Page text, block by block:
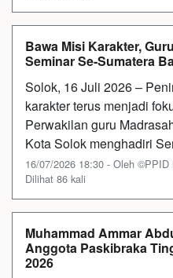
Bawa Misi Karakter,
Seminar Se-Sumatera
Solok, 16 Juli 2026 –
karakter terus menjadi
Perwakilan guru
Kota Solok menghadiri
16/07/2026 18:30 - Oleh
Dilihat 86 kali
Muhammad Ammar
Anggota Paskibraka
2026